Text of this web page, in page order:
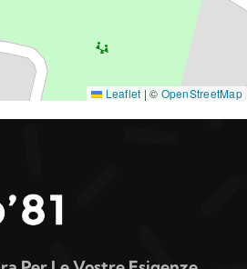
Leaflet | © OpenStreetMap